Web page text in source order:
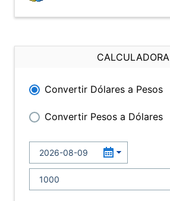
CALCULADORA
Convertir Dólares a Pesos
Convertir Pesos a Dólares